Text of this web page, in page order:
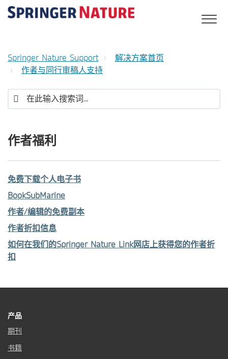
Springer Nature Support
解决方案首页
作者与同行审稿人支持
作者福利
免费下载个人电子书
BookSubMarine
作者/编辑的免费副本
作者折扣信息
如何在我们的Springer Nature Link网店上获得您的作者折
扣
产品
期刊
书籍